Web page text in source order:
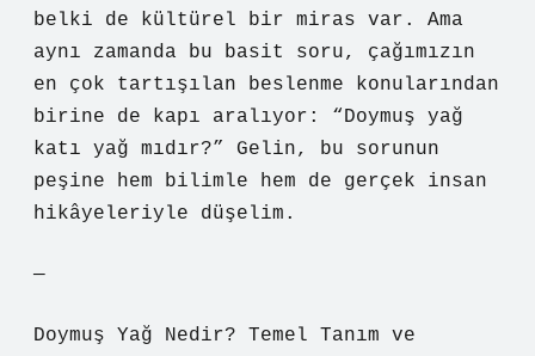
belki de kültürel bir miras var. Ama
aynı zamanda bu basit soru, çağımızın
en çok tartışılan beslenme konularından
birine de kapı aralıyor: “Doymuş yağ
katı yağ mıdır?” Gelin, bu sorunun
peşine hem bilimle hem de gerçek insan
hikâyeleriyle düşelim.
—
Doymuş Yağ Nedir? Temel Tanım ve